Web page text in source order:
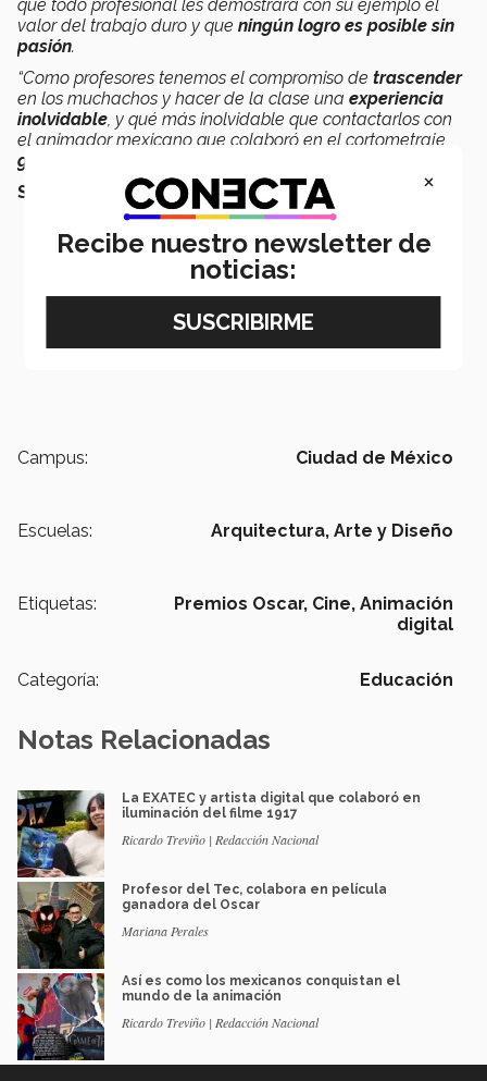
que todo profesional les demostrará con su ejemplo el
valor del trabajo duro y que ningún logro es posible sin
pasión.
“Como profesores tenemos el compromiso de trascender
en los muchachos y hacer de la clase una experiencia
inolvidable , y qué más inolvidable que contactarlos con
el animador mexicano que colaboró en el cortometraje
ganador del Oscar
SEGURO QUERRÁS LEER TAMBIÉN:
Campus: Ciudad de México
Escuelas: Arquitectura, Arte y Diseño
Etiquetas: Premios Oscar, Cine, Animación
digital
Categoría: Educación
Notas Relacionadas
La EXATEC y artista digital que colaboró en
iluminación del filme 1917
Ricardo Treviño | Redacción Nacional
Profesor del Tec, colabora en película
ganadora del Oscar
Mariana Perales
Así es como los mexicanos conquistan el
mundo de la animación
Ricardo Treviño | Redacción Nacional
×
Recibe nuestro newsletter de
noticias: